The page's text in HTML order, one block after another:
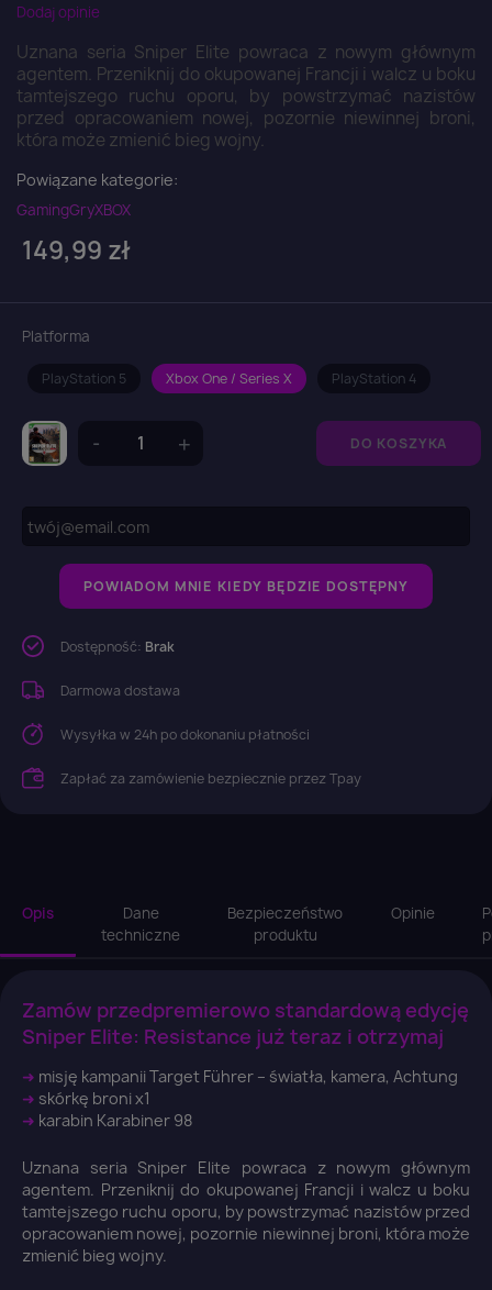
Dodaj opinie
Uznana seria Sniper Elite powraca z nowym głównym
agentem. Przeniknij do okupowanej Francji i walcz u boku
tamtejszego ruchu oporu, by powstrzymać nazistów
przed opracowaniem nowej, pozornie niewinnej broni,
która może zmienić bieg wojny.
Powiązane kategorie:
GamingGryXBOX
149,99 zł
Platforma
PlayStation 5 Xbox One / Series X PlayStation 4
DO KOSZYKA
POWIADOM MNIE KIEDY BĘDZIE DOSTĘPNY
Dostępność: Brak
Darmowa dostawa
Wysyłka w 24h po dokonaniu płatności
Zapłać za zamówienie bezpiecznie przez Tpay
Opis
Dane
techniczne
Bezpieczeństwo
produktu
Opinie
Zamów przedpremierowo standardową edycję
Sniper Elite: Resistance już teraz i otrzymaj
➜ misję kampanii Target Führer – światła, kamera, Achtung
➜ skórkę broni x1
➜ karabin Karabiner 98
Uznana seria Sniper Elite powraca z nowym głównym
agentem. Przeniknij do okupowanej Francji i walcz u boku
tamtejszego ruchu oporu, by powstrzymać nazistów przed
opracowaniem nowej, pozornie niewinnej broni, która może
zmienić bieg wojny.